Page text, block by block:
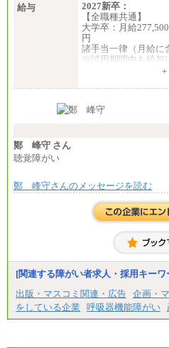
給与
2027新卒：
【全職種共通】
大学卒：月給
円
諸手当一律（月給に
※試用期間中も給与
月給370,000円～
ます。
鄭 峰守 さん
聴覚障がい
鄭 峰守さんのメッセージを読む
[関連する障がい者求人・採用キーワ
出版・マスコミ関連・広告 企画・
をしている企業
呼吸器機能障がい